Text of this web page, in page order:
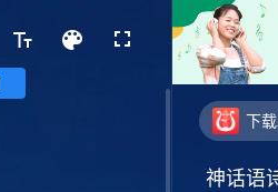
下
神话语
1099 神为
1102 听造物
1106 有厉害